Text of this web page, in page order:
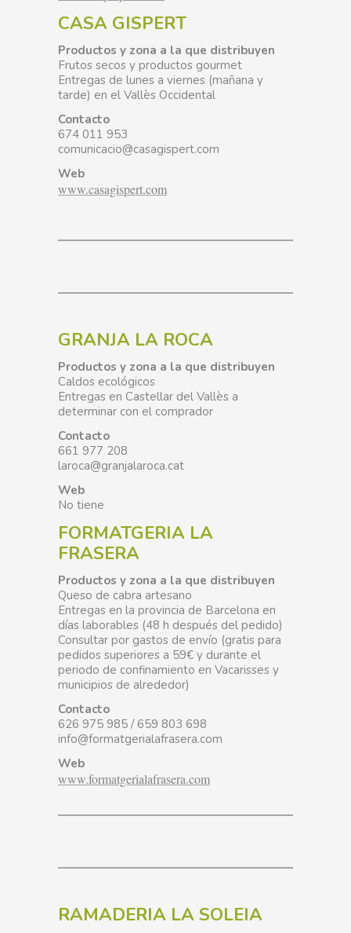
CASA GISPERT
Productos y zona a la que distribuyen
Frutos secos y productos gourmet
Entregas de lunes a viernes (mañana y
tarde) en el Vallès Occidental
Contacto
674 011 953
comunicacio@casagispert.com
Web
www.casagispert.com
GRANJA LA ROCA
Productos y zona a la que distribuyen
Caldos ecológicos
Entregas en Castellar del Vallès a
determinar con el comprador
Contacto
661 977 208
laroca@granjalaroca.cat
Web
No tiene
FORMATGERIA LA
FRASERA
Productos y zona a la que distribuyen
Queso de cabra artesano
Entregas en la provincia de Barcelona en
días laborables (48 h después del pedido)
Consultar por gastos de envío (gratis para
pedidos superiores a 59€ y durante el
periodo de confinamiento en Vacarisses y
municipios de alrededor)
Contacto
626 975 985 / 659 803 698
info@formatgerialafrasera.com
Web
www.formatgerialafrasera.com
RAMADERIA LA SOLEIA